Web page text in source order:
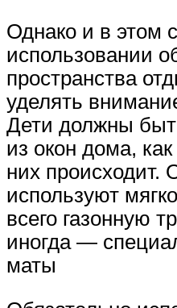
Однако и в этом
использовании
пространства
уделять
Дети должны
из окон дома,
них происходит.
используют
всего газонную
иногда —
маты